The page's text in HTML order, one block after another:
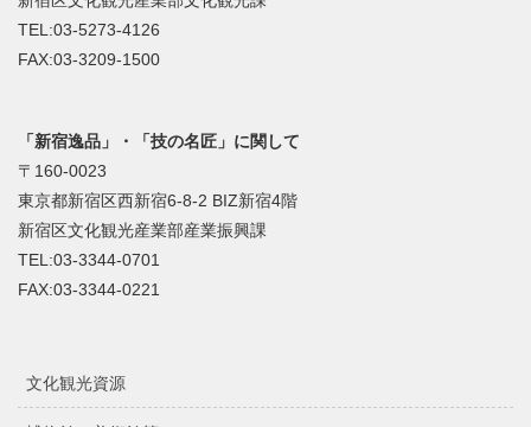
TEL:03-5273-4126
FAX:03-3209-1500
「新宿逸品」・「技の名匠」に関して
〒160-0023
東京都新宿区西新宿6-8-2 BIZ新宿4階
新宿区文化観光産業部産業振興課
TEL:03-3344-0701
FAX:03-3344-0221
文化観光資源